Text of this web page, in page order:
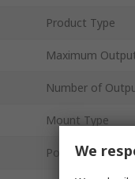
Product Type
Maximum
Number of
Mount Type
PowerWe